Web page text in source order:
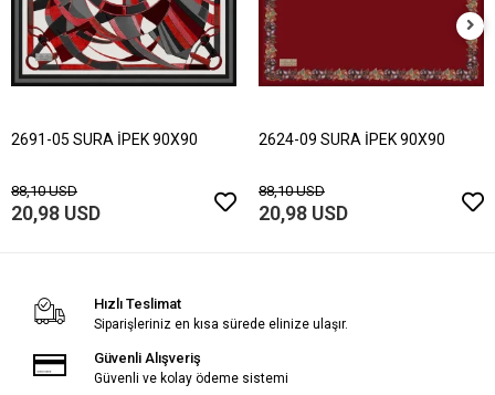
2691-05 SURA İPEK 90X90
88,10 USD
20,98 USD
2624-09 SURA İPEK 90X90
88,10 USD
20,98 USD
Hızlı Teslimat
Siparişleriniz en kısa sürede elinize ulaşır.
Güvenli Alışveriş
Güvenli ve kolay ödeme sistemi